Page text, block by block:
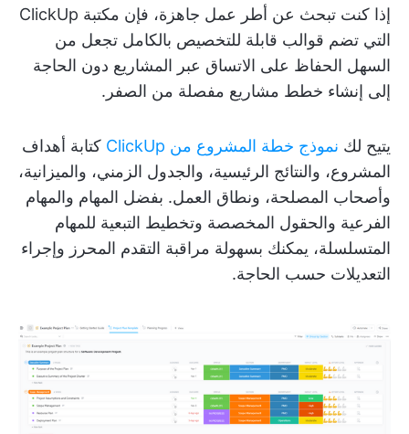
إذا كنت تبحث عن أطر عمل جاهزة، فإن مكتبة ClickUp
التي تضم قوالب قابلة للتخصيص بالكامل تجعل من
السهل الحفاظ على الاتساق عبر المشاريع دون الحاجة
إلى إنشاء خطط مشاريع مفصلة من الصفر.
يتيح لك نموذج خطة المشروع من ClickUp
كتابة أهداف
المشروع، والنتائج الرئيسية، والجدول الزمني، والميزانية،
وأصحاب المصلحة، ونطاق العمل. بفضل المهام والمهام
الفرعية والحقول المخصصة وتخطيط التبعية للمهام
المتسلسلة، يمكنك بسهولة مراقبة التقدم المحرز وإجراء
التعديلات حسب الحاجة.